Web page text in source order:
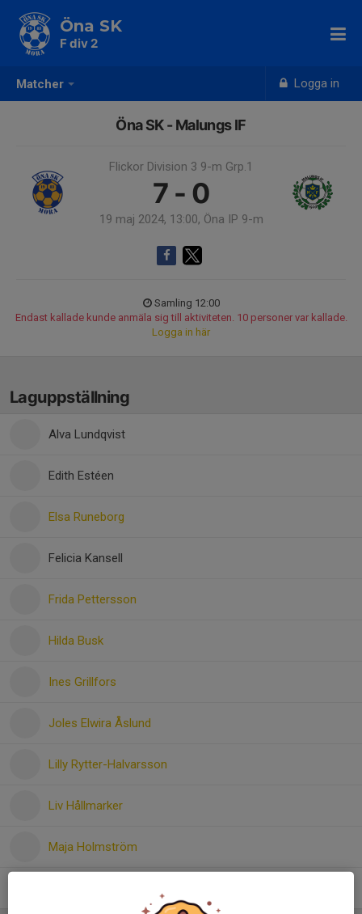
Matcher Logga in
Öna SK
F div 2
Öna SK - Malungs IF
Flickor Division 3 9-m Grp.1
7 - 0
19 maj 2024, 13:00, Öna IP 9-m
Samling 12:00
Endast kallade kunde anmäla sig till aktiviteten. 10 personer var kallade.
Logga in här
Laguppställning
Alva Lundqvist
Edith Estéen
Elsa Runeborg
Felicia Kansell
Frida Pettersson
Hilda Busk
Ines Grillfors
Joles Elwira Åslund
Lilly Rytter-Halvarsson
Liv Hållmarker
Maja Holmström